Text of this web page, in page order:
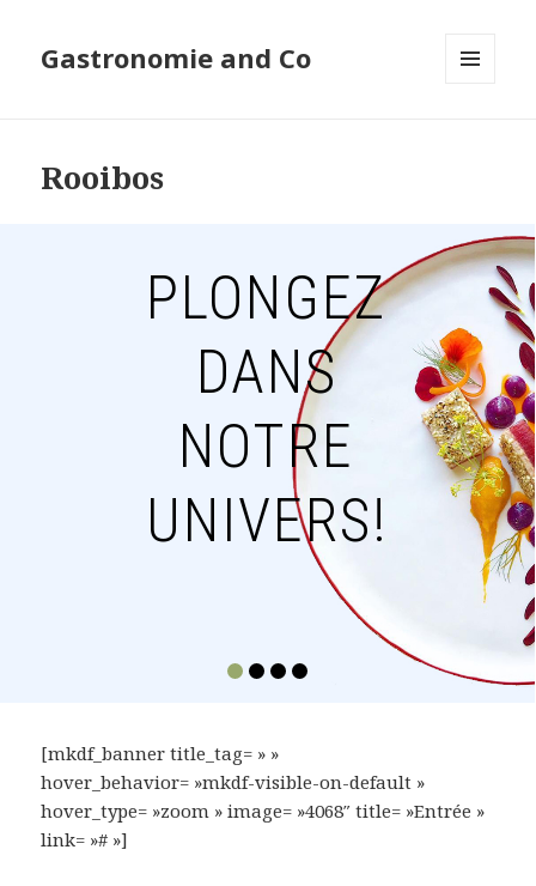
Gastronomie and Co
Rooibos
PLONGEZ
DANS
NOTRE
UNIVERS!
[mkdf_banner title_tag= » »
hover_behavior= »mkdf-visible-on-default »
hover_type= »zoom » image= »4068″ title= »Entrée »
link= »# »]